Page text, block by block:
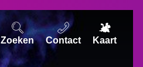
Zoeken Contact Kaart